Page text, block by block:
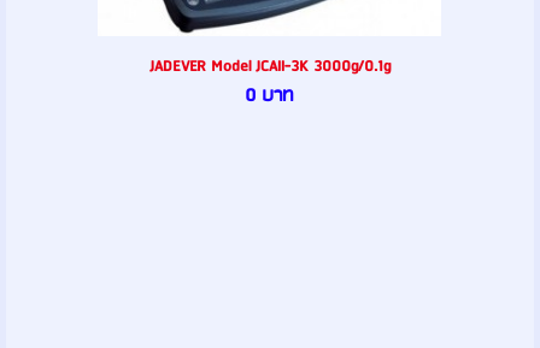
JADEVER Model JCAII-3K 3000g/0.1g
0 บาท